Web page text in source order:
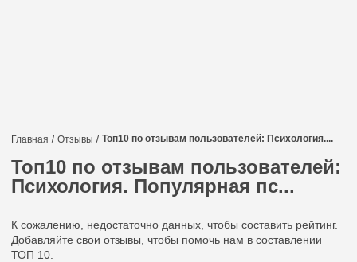
Главная Отзывы Топ10 по отзывам пользователей: Психология....
Топ10 по отзывам пользователей:
Психология. Популярная пс...
К сожалению, недостаточно данных, чтобы составить рейтинг.
Добавляйте свои отзывы, чтобы помочь нам в составлении
ТОП 10.